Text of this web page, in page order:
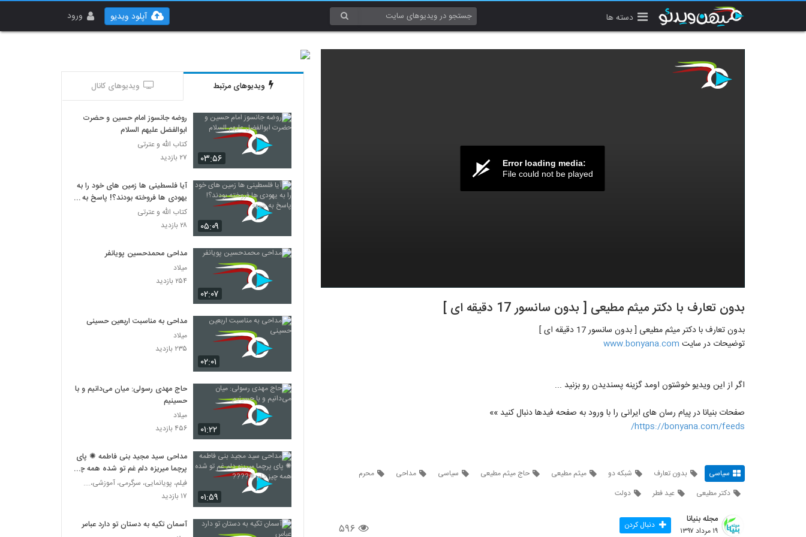
دسته ها ورود آپلود ویدیو
Error loading media:
File could not be played
بدون تعارف با دکتر میثم مطیعی [ بدون سانسور 17 دقیقه ای ]
بدون تعارف با دکتر میثم مطیعی [ بدون سانسور 17 دقیقه ای ]
توضیحات در سایت www.bonyana.com
اگر از این ویدیو خوشتون اومد گزینه پسندیدن رو بزنید ...
صفحات بنیانا در پیام رسان های ایرانی را با ورود به صفحه فیدها دنبال کنید »»
https://bonyana.com/feeds/
سیاسی بدون تعارف شبکه دو میثم مطیعی حاج میثم مطیعی سیاسی مداحی
محرم
دکتر مطیعی
عید فطر دولت
۵۹۶
مجله بنیانا
۱۹ مرداد ۱۳۹۷ دنبال کردن
ویدیوهای مرتبط ویدیوهای کانال
۰۳:۵۶
روضه جانسوز امام حسين و حضرت
ابوالفضل عليهم السلام
کتاب الله و عترتی
۲۷ بازدید
۰۵:۰۹
آیا فلسطینی ها زمین های خود را به
یهودی ها فروخته بودند؟! پاسخ به
شبهه
کتاب الله و عترتی
۲۸ بازدید
۰۲:۰۷
مداحی محمدحسین پویانفر
میلاد
۲۵۴ بازدید
۰۲:۰۱
مداحی به مناسبت اربعین حسینی
میلاد
۲۳۵ بازدید
۰۱:۲۲
حاج مهدی رسولی: میان می‌دانیم و با
حسینیم
میلاد
۴۵۶ بازدید
۰۱:۵۹
مداحی سید مجید بنی فاطمه ✺ پای
پرچما میریزه دلم غم تو شده همه چیز
دلم ✺????
فیلم، پویانمایی، سرگرمی، آموزشی،....
۱۷ بازدید
آسمان تکیه به دستان تو دارد عباس